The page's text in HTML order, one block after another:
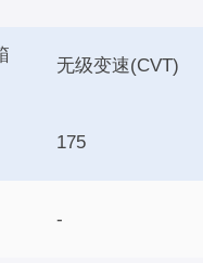
无级变速(CVT)
175
-